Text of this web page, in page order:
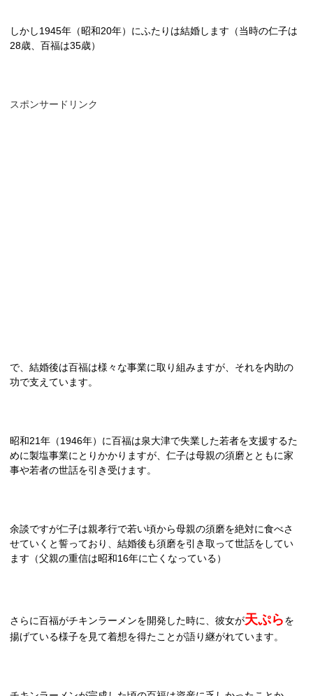
しかし1945年（昭和20年）にふたりは結婚します（当時の仁子は
28歳、百福は35歳）
スポンサードリンク
で、結婚後は百福は様々な事業に取り組みますが、それを内助の
功で支えています。
昭和21年（1946年）に百福は泉大津で失業した若者を支援するた
めに製塩事業にとりかかりますが、仁子は母親の須磨とともに家
事や若者の世話を引き受けます。
余談ですが仁子は親孝行で若い頃から母親の須磨を絶対に食べさ
せていくと誓っており、結婚後も須磨を引き取って世話をしてい
ます（父親の重信は昭和16年に亡くなっている）
さらに百福がチキンラーメンを開発した時に、彼女が天ぷらを
揚げている様子を見て着想を得たことが語り継がれています。